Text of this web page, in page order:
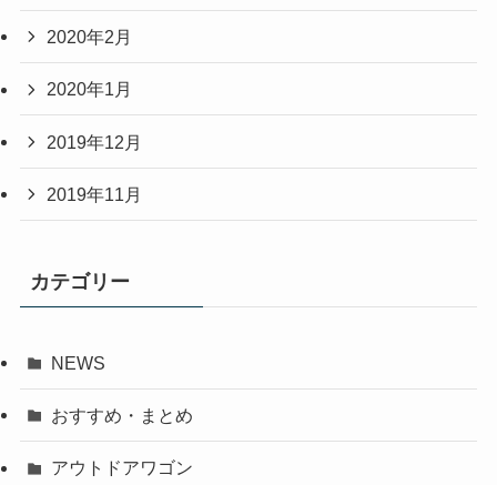
2020年2月
2020年1月
2019年12月
2019年11月
カテゴリー
NEWS
おすすめ・まとめ
アウトドアワゴン